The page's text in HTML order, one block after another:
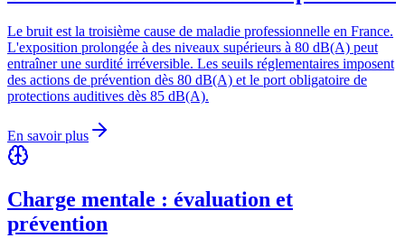
Le bruit est la troisième cause de maladie professionnelle en France.
L'exposition prolongée à des niveaux supérieurs à 80 dB(A) peut
entraîner une surdité irréversible. Les seuils réglementaires imposent
des actions de prévention dès 80 dB(A) et le port obligatoire de
protections auditives dès 85 dB(A).
En savoir plus
Charge mentale : évaluation et
prévention